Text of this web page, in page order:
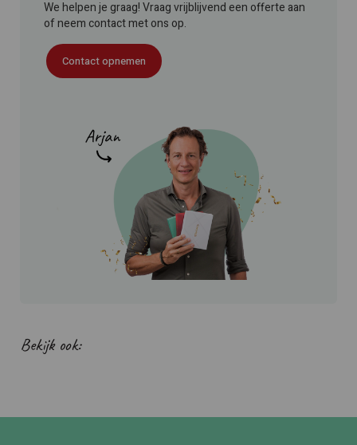
We helpen je graag! Vraag vrijblijvend een offerte aan
of neem contact met ons op.
Contact opnemen
Bekijk ook: